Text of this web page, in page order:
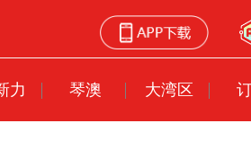
力 琴澳 大湾区